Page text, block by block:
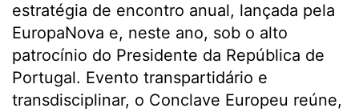
estratégia de encontro anual, lançada pela
EuropaNova e, neste ano, sob o alto
patrocínio do Presidente da República de
Portugal. Evento transpartidário e
transdisciplinar, o Conclave Europeu reúne,